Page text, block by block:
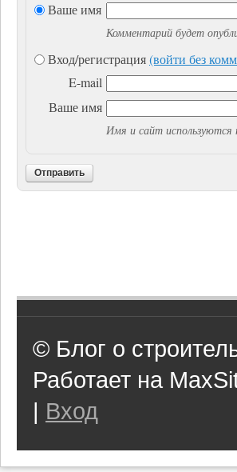
Ваше имя
Комментарий будет
Вход/регистрация(войти без
E-mail
Ваше имя
Имя и сайт используются
Отправить
© Блог о
Работает на
| Вход